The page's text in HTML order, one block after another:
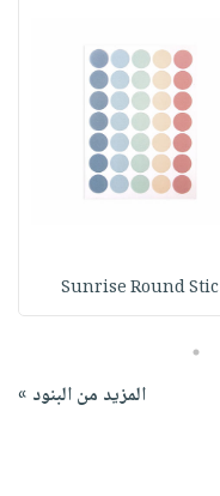
Sunrise Round Stic
5
المزيد من البنود »